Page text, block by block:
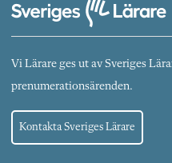
Vi Lärare ges ut av Sveriges
prenumerationsärenden.
Kontakta Sveriges Lärare